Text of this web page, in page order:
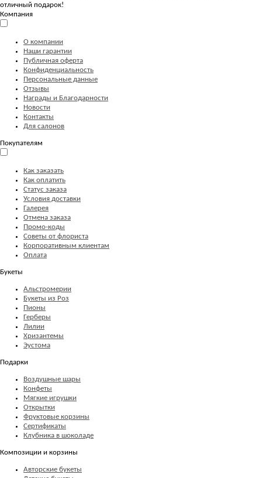
отличный подарок!
Компания
О компании
Наши гарантии
Публичная оферта
Конфиденциальность
Персональные данные
Отзывы
Награды и Благодарности
Новости
Контакты
Для салонов
Покупателям
Как заказать
Как оплатить
Статус заказа
Условия доставки
Галерея
Отмена заказа
Промо-коды
Советы от флориста
Корпоративным клиентам
Оплата
Букеты
Альстромерии
Букеты из Роз
Пионы
Герберы
Лилии
Хризантемы
Эустома
Подарки
Воздушные шары
Конфеты
Мягкие игрушки
Открытки
Фруктовые корзины
Сертификаты
Клубника в шоколаде
Композиции и корзины
Авторские букеты